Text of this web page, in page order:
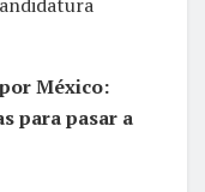
México:
para pasar a